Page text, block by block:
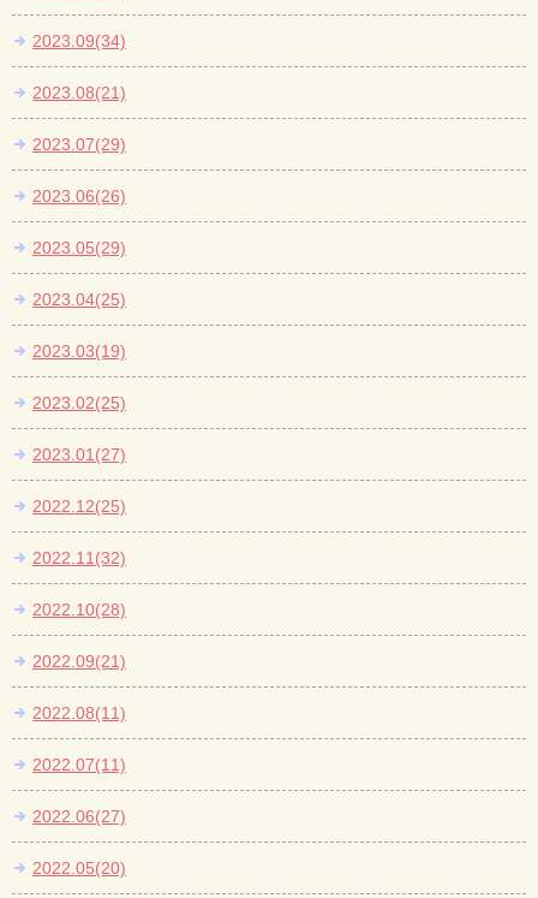
2023.09(34)
2023.08(21)
2023.07(29)
2023.06(26)
2023.05(29)
2023.04(25)
2023.03(19)
2023.02(25)
2023.01(27)
2022.12(25)
2022.11(32)
2022.10(28)
2022.09(21)
2022.08(11)
2022.07(11)
2022.06(27)
2022.05(20)